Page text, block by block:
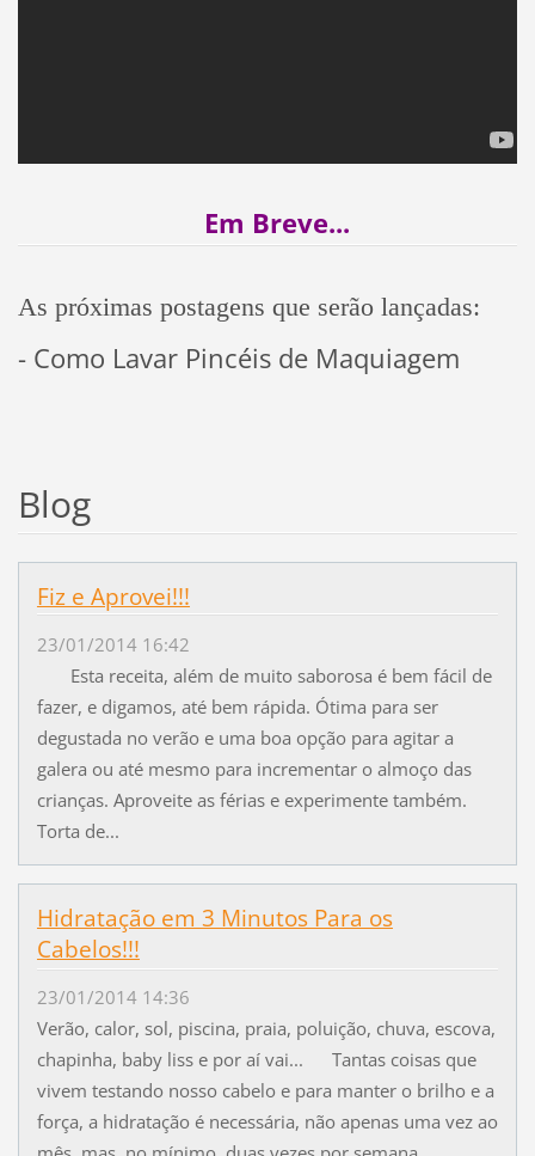
Em Breve...
As próximas postagens que serão lançadas:
- Como Lavar Pincéis de Maquiagem
Blog
Fiz e Aprovei!!!
23/01/2014 16:42
Esta receita, além de muito saborosa é bem fácil de
fazer, e digamos, até bem rápida. Ótima para ser
degustada no verão e uma boa opção para agitar a
galera ou até mesmo para incrementar o almoço das
crianças. Aproveite as férias e experimente também.
Torta de...
Hidratação em 3 Minutos Para os
Cabelos!!!
23/01/2014 14:36
Verão, calor, sol, piscina, praia, poluição, chuva, escova,
chapinha, baby liss e por aí vai... Tantas coisas que
vivem testando nosso cabelo e para manter o brilho e a
força, a hidratação é necessária, não apenas uma vez ao